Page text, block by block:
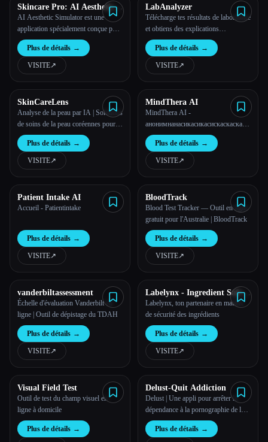
Skincare Pro: AI Aesthetic
Simulator
AI Aesthetic Simulator est une
application spécialement conçue pour
les spas médicaux et les cliniques
esthétiques, qui propose des
simulations avant-après des
traitements esthétiques afin d'aider
attendus.
Plus de détails →
VISITE↗︎
LabAnalyzer
Télécharge tes résultats de laboratoire
et obtiens des explications
instantanées grâce à l'IA
Plus de détails →
VISITE↗︎
SkinCareLens
Analyse de la peau par IA | Solutions
de soins de la peau coréennes pour
les utilisateurs du monde entier
Plus de détails →
VISITE↗︎
MindThera AI
MindThera AI -
анонимнанасикасикасискаскаскаскаа
онлайна
Plus de détails →
VISITE↗︎
Patient Intake AI
Accueil - Patientintake
Plus de détails →
VISITE↗︎
BloodTrack
Blood Test Tracker — Outil en ligne
gratuit pour l'Australie | BloodTrack
Plus de détails →
VISITE↗︎
vanderbiltassessment
Échelle d'évaluation Vanderbilt en
ligne | Outil de dépistage du TDAH
Plus de détails →
VISITE↗︎
Labelynx - Ingredient Safety
Analyzer
Labelynx, ton partenaire en matière
de sécurité des ingrédients
Plus de détails →
VISITE↗︎
Visual Field Test
Outil de test du champ visuel en
ligne à domicile
Plus de détails →
Delust-Quit Addiction
Delust | Une appli pour arrêter la
dépendance à la pornographie de la
bonne façon
Plus de détails →